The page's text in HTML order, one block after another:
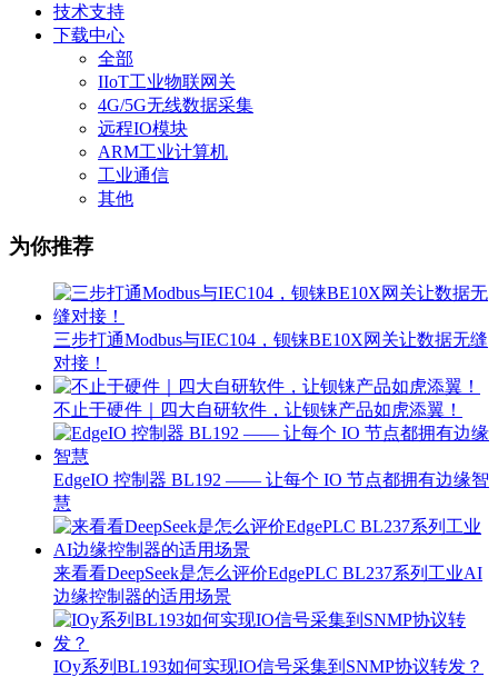
技术支持
下载中心
全部
IIoT工业物联网关
4G/5G无线数据采集
远程IO模块
ARM工业计算机
工业通信
其他
为你推荐
三步打通Modbus与IEC104，钡铼BE10X网关让数据无缝
对接！
不止于硬件｜四大自研软件，让钡铼产品如虎添翼！
EdgeIO 控制器 BL192 —— 让每个 IO 节点都拥有边缘智
慧
来看看DeepSeek是怎么评价EdgePLC BL237系列工业AI
边缘控制器的适用场景
IOy系列BL193如何实现IO信号采集到SNMP协议转发？